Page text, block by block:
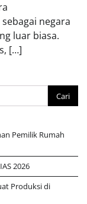
negara
luar biasa.
[…]
Pemilik Rumah
2026
Produksi di